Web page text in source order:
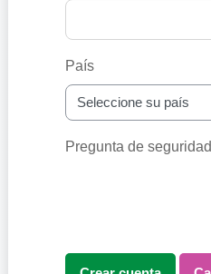
País
Pregunta de seguridad